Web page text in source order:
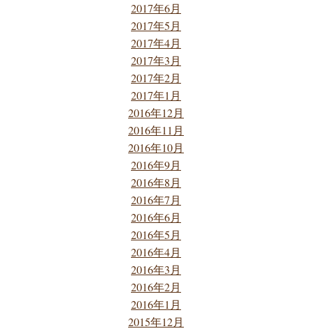
2017年6月
2017年5月
2017年4月
2017年3月
2017年2月
2017年1月
2016年12月
2016年11月
2016年10月
2016年9月
2016年8月
2016年7月
2016年6月
2016年5月
2016年4月
2016年3月
2016年2月
2016年1月
2015年12月